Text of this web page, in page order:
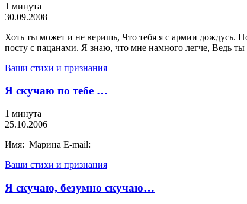
1 минута
30.09.2008
Хоть ты может и не веришь, Что тебя я с армии дождусь.
посту с пацанами. Я знаю, что мне намного легче, Ведь
Ваши стихи и признания
Я скучаю по тебе …
1 минута
25.10.2006
Имя: Марина E-mail:
Ваши стихи и признания
Я скучаю, безумно скучаю…